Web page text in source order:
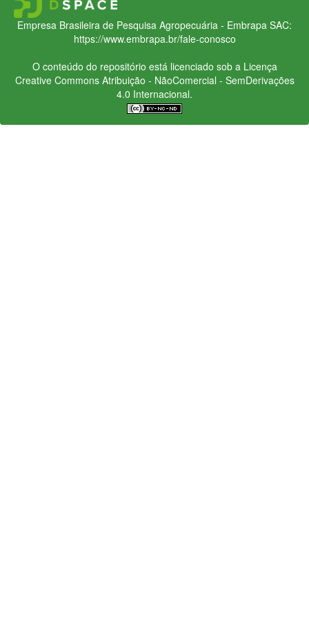
Empresa Brasileira de Pesquisa Agropecuária - Embrapa SAC:
https://www.embrapa.br/fale-conosco
O conteúdo do repositório está licenciado sob a Licença
Creative CommonsAtribuição - NãoComercial - SemDerivações
4.0 Internacional.